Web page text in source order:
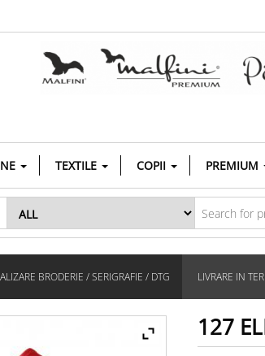
TEXTILE COPII PREMIUM
BRODERIE / SERIGRAFIE / DTG LIVRARE IN
127